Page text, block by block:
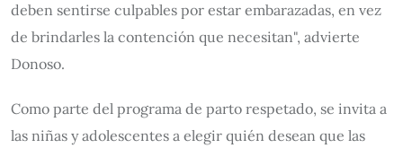
deben sentirse culpables por estar embarazadas, en vez
de brindarles la contención que necesitan", advierte
Donoso.
Como parte del programa de parto respetado, se invita a
las niñas y adolescentes a elegir quién desean que las